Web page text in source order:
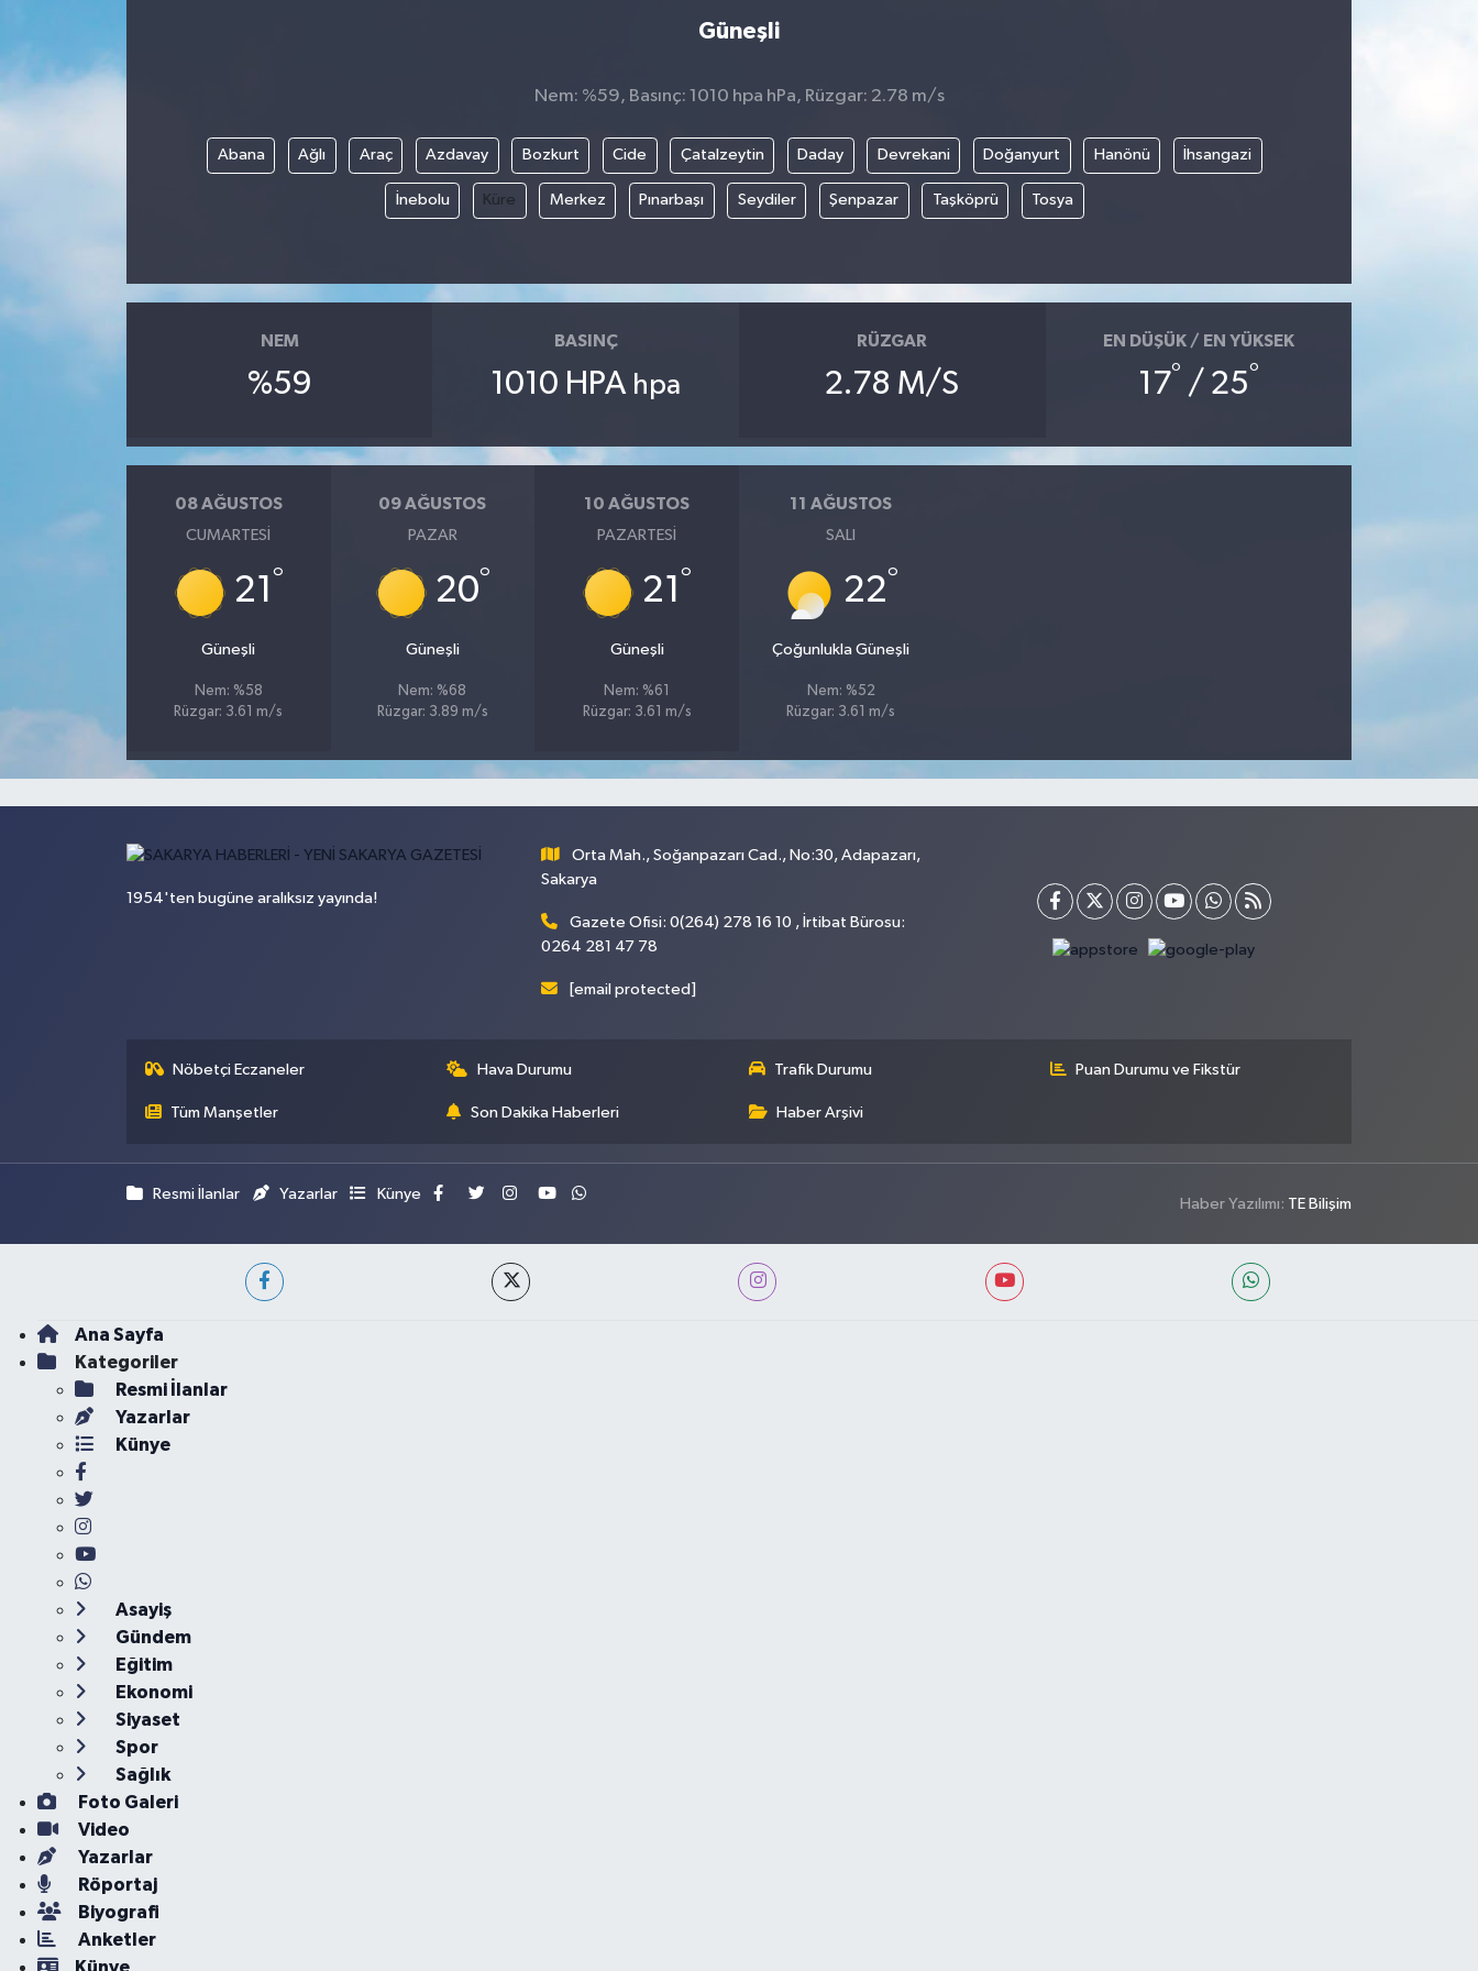
Güneşli
Nem: %59, Basınç: 1010 hpa hPa, Rüzgar: 2.78 m/s
Abana Ağlı Araç Azdavay Bozkurt Cide Çatalzeytin Daday Devrekani Doğanyurt Hanönü İhsangazi
İnebolu Küre Merkez Pınarbaşı Seydiler Şenpazar Taşköprü Tosya
NEM
%59
BASINÇ
1010 HPA hpa
RÜZGAR
2.78 M/S
EN DÜŞÜK / EN YÜKSEK
17° / 25°
08 AĞUSTOS
CUMARTESI
21 °
Güneşli
Nem: %58
Rüzgar: 3.61 m/s
09 AĞUSTOS
PAZAR
20°
Güneşli
Nem: %68
Rüzgar: 3.89 m/s
10 AĞUSTOS
PAZARTESI
21 °
Güneşli
Nem: %61
Rüzgar: 3.61 m/s
11 AĞUSTOS
SALI
22°
Çoğunlukla Güneşli
Nem: %52
Rüzgar: 3.61 m/s
1954'ten bugüne aralıksız yayında!
Orta Mah., Soğanpazarı Cad., No:30, Adapazarı,
Sakarya
Gazete Ofisi: 0(264) 278 16 10 , İrtibat Bürosu:
0264 281 47 78
[email protected]
Nöbetçi Eczaneler Hava Durumu Trafik Durumu Puan Durumu ve Fikstür
Tüm Manşetler Son Dakika Haberleri Haber Arşivi
Resmi İlanlar Yazarlar Künye
Haber Yazılımı: TE Bilişim
Ana Sayfa
Kategoriler
Resmi İlanlar
Yazarlar
Künye
Asayiş
Gündem
Eğitim
Ekonomi
Siyaset
Spor
Sağlık
Foto Galeri
Video
Yazarlar
Röportaj
Biyografi
Anketler
Künye